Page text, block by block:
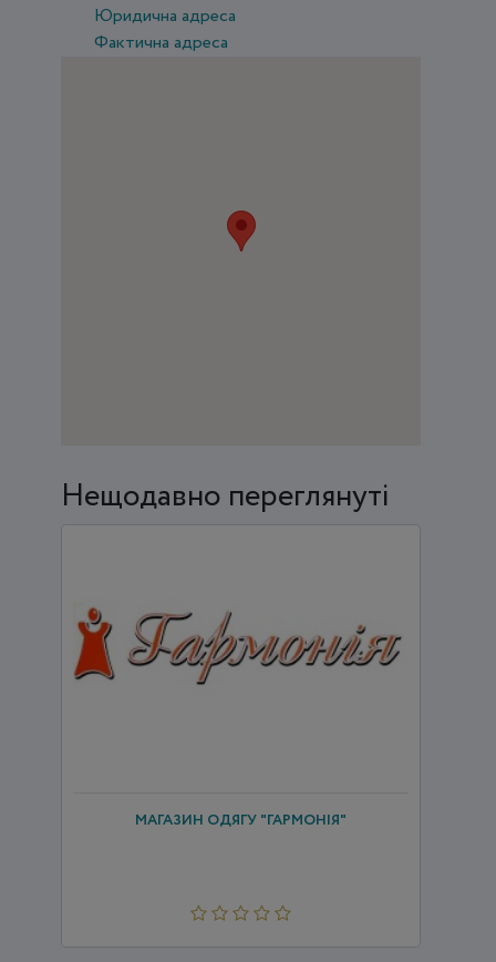
Юридична адреса
Фактична адреса
Нещодавно переглянуті
МАГАЗИН ОДЯГУ "ГАРМОНІЯ"